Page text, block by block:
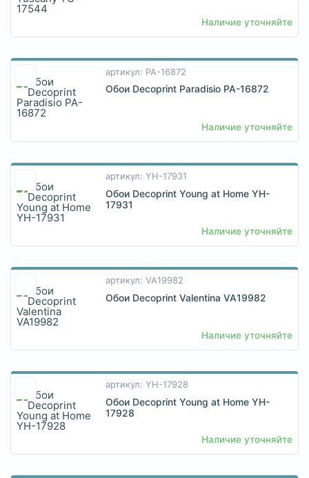
Наличие уточняйте
артикул: PA-16872
Обои Decoprint Paradisio PA-16872
Наличие уточняйте
артикул: YH-17931
Обои Decoprint Young at Home YH-
17931
Наличие уточняйте
артикул: VA19982
Обои Decoprint Valentina VA19982
Наличие уточняйте
артикул: YH-17928
Обои Decoprint Young at Home YH-
17928
Наличие уточняйте